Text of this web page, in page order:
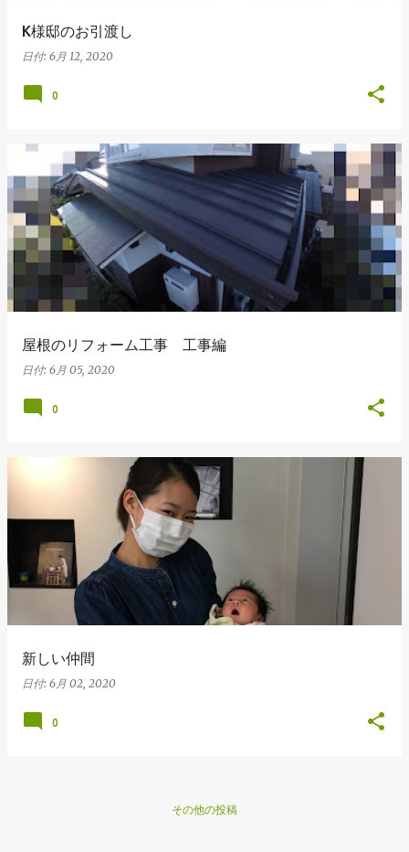
K様邸のお引渡し
日付: 6月 12, 2020
0
屋根のリフォーム工事 工事編
日付: 6月 05, 2020
0
新しい仲間
日付: 6月 02, 2020
0
その他の投稿